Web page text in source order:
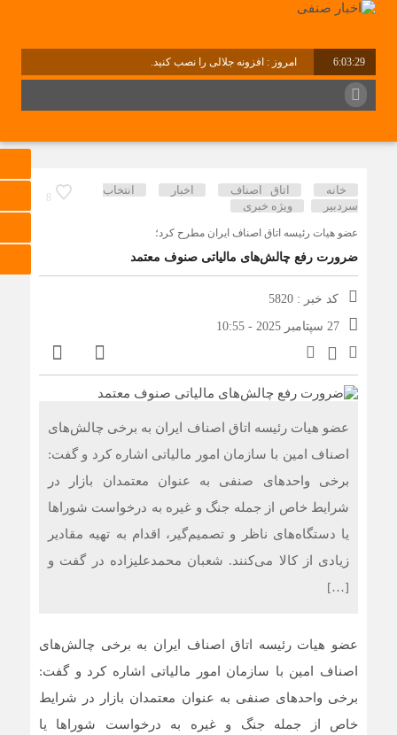
6:03:29 امروز : افزونه جلالی را نصب کنید.
8
خانه اتاق اصناف اخبار
انتخاب
سردبیر
ویژه خبری
عضو هیات رئیسه اتاق اصناف ایران مطرح کرد؛
ضرورت رفع چالش‌های مالیاتی صنوف معتمد
کد خبر : 5820
27 سپتامبر 2025 - 10:55
عضو هیات رئیسه اتاق اصناف ایران به برخی چالش‌های
اصناف امین با سازمان امور مالیاتی اشاره کرد و گفت:
برخی واحدهای صنفی به عنوان معتمدان بازار در
شرایط خاص از جمله جنگ و غیره به درخواست شوراها
یا دستگاه‌های ناظر و تصمیم‌گیر، اقدام به تهیه مقادیر
زیادی از کالا می‌کنند. شعبان محمدعلیزاده در گفت و
[…]
عضو هیات رئیسه اتاق اصناف ایران به برخی چالش‌های
اصناف امین با سازمان امور مالیاتی اشاره کرد و گفت:
برخی واحدهای صنفی به عنوان معتمدان بازار در شرایط
خاص از جمله جنگ و غیره به درخواست شوراها یا